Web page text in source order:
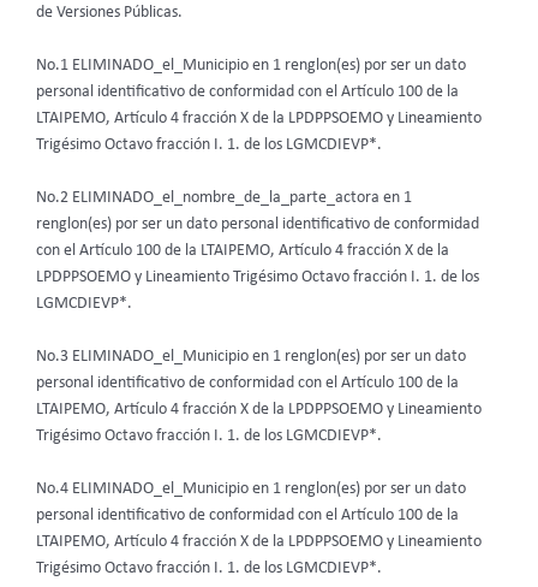
de Versiones Públicas.
No.1 ELIMINADO_el_Municipio en 1 renglon(es) por ser un dato
personal identificativo de conformidad con el Artículo 100 de la
LTAIPEMO, Artículo 4 fracción X de la LPDPPSOEMO y Lineamiento
Trigésimo Octavo fracción I. 1. de los LGMCDIEVP*.
No.2 ELIMINADO_el_nombre_de_la_parte_actora en 1
renglon(es) por ser un dato personal identificativo de conformidad
con el Artículo 100 de la LTAIPEMO, Artículo 4 fracción X de la
LPDPPSOEMO y Lineamiento Trigésimo Octavo fracción I. 1. de los
LGMCDIEVP*.
No.3 ELIMINADO_el_Municipio en 1 renglon(es) por ser un dato
personal identificativo de conformidad con el Artículo 100 de la
LTAIPEMO, Artículo 4 fracción X de la LPDPPSOEMO y Lineamiento
Trigésimo Octavo fracción I. 1. de los LGMCDIEVP*.
No.4 ELIMINADO_el_Municipio en 1 renglon(es) por ser un dato
personal identificativo de conformidad con el Artículo 100 de la
LTAIPEMO, Artículo 4 fracción X de la LPDPPSOEMO y Lineamiento
Trigésimo Octavo fracción I. 1. de los LGMCDIEVP*.